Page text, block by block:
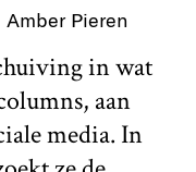
Amber Pieren
in wat
aan
media. In